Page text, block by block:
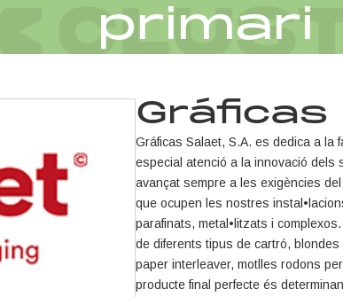
primari
Gráficas
Gráficas Salaet, S.A. es dedica a la
especial atenció a la innovació
avançat sempre a les exigències
que ocupen les nostres
parafinats, metal•litzats i
de diferents tipus de cartró,
paper interleaver, motlles rodons
producte final perfecte és